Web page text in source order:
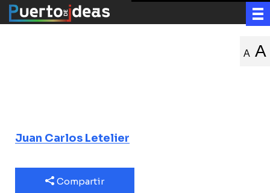
A A
Juan Carlos Letelier
Compartir